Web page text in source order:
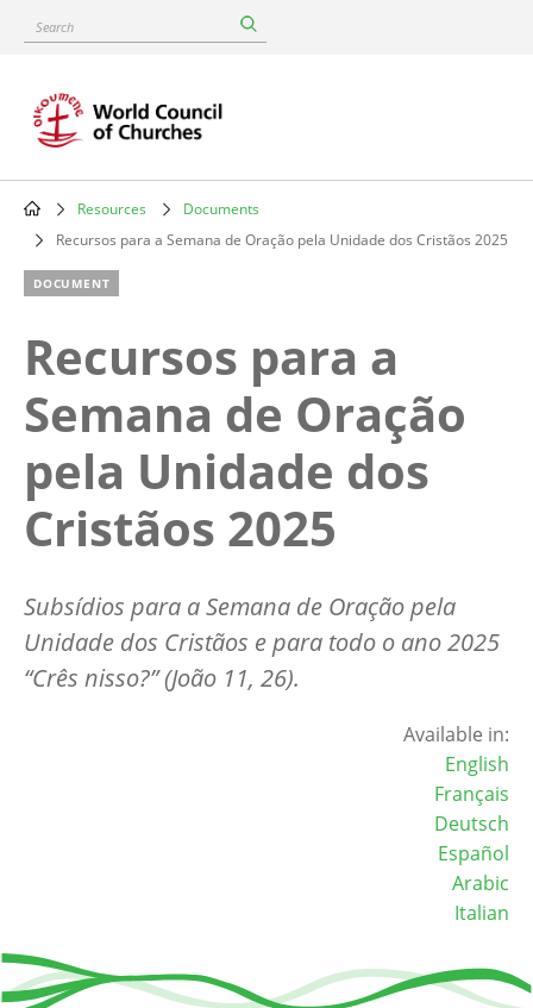
content
Search
Breadcrumb
Resources
Documents
Recursos para a Semana de Oração pela Unidade dos Cristãos 2025
DOCUMENT
Recursos para a
Semana de Oração
pela Unidade dos
Cristãos 2025
Subsídios para a Semana de Oração pela
Unidade dos Cristãos e para todo o ano 2025
“Crês nisso?” (João 11, 26).
Available in:
English
Français
Deutsch
Español
Arabic
Italian